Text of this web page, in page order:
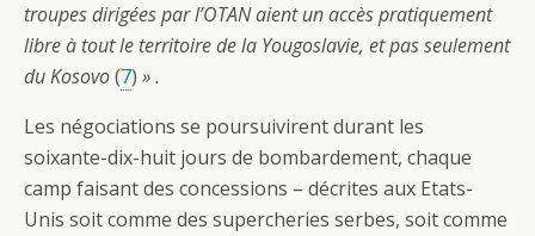
troupes dirigées par l’OTAN aient un accès pratiquement
libre à tout le territoire de la Yougoslavie, et pas seulement
du Kosovo(7) » .
Les négociations se poursuivirent durant les
soixante-dix-huit jours de bombardement, chaque
camp faisant des concessions – décrites aux Etats-
Unis soit comme des supercheries serbes, soit comme